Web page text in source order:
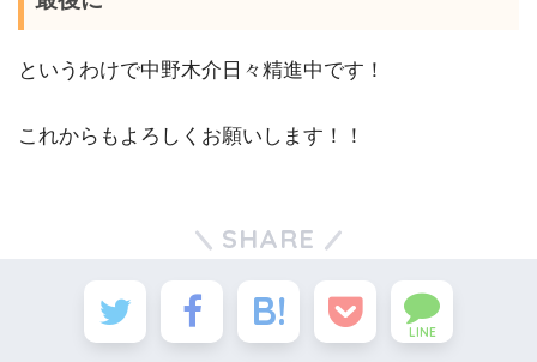
というわけで中野木介日々精進中です！
これからもよろしくお願いします！！
SHARE
LINE